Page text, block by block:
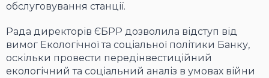
обслуговування станції.
Рада директорів ЄБРР дозволила відступ від
вимог Екологічної та соціальної політики Банку,
оскільки провести передінвестиційний
екологічний та соціальний аналіз в умовах війни